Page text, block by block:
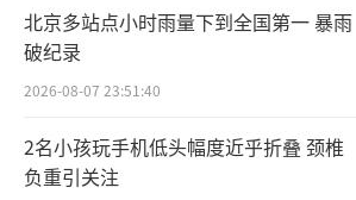
北京多站点小时雨量下到全国第一 暴雨
破纪录
2026-08-07 23:51:40
2名小孩玩手机低头幅度近乎折叠 颈椎
负重引关注